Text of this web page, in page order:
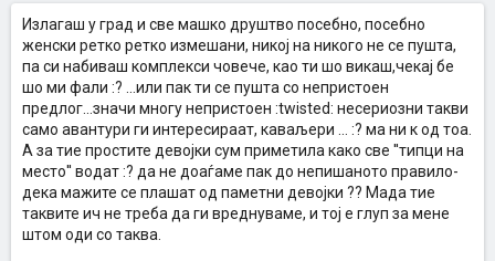
Излагаш у град и све машко друштво посебно, посебно
женски ретко ретко измешани, никој на никого не се пушта,
па си набиваш комплекси човече, као ти шо викаш,чекај бе
шо ми фали :? ...или пак ти се пушта со непристоен
предлог...значи многу непристоен :twisted: несериозни такви
само авантури ги интересираат, каваљери ... :? ма ни к од тоа.
А за тие простите девојки сум приметила како све ''типци на
место'' водат :? да не доаѓаме пак до непишаното правило-
дека мажите се плашат од паметни девојки ?? Мада тие
таквите ич не треба да ги вреднуваме, и тој е глуп за мене
штом оди со таква.